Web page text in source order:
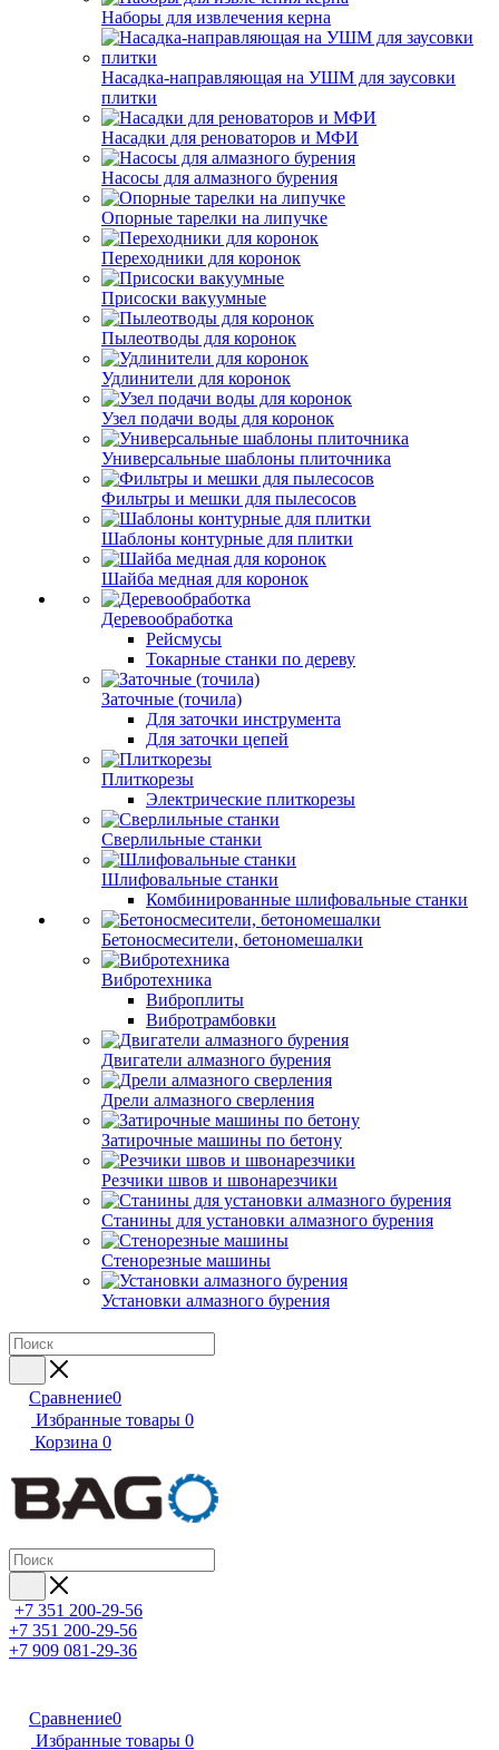
Наборы для извлечения керна
Насадка-направляющая на УШМ для заусовки
плитки
Насадки для реноваторов и МФИ
Насосы для алмазного бурения
Опорные тарелки на липучке
Переходники для коронок
Присоски вакуумные
Пылеотводы для коронок
Удлинители для коронок
Узел подачи воды для коронок
Универсальные шаблоны плиточника
Фильтры и мешки для пылесосов
Шаблоны контурные для плитки
Шайба медная для коронок
Деревообработка
Рейсмусы
Токарные станки по дереву
Заточные (точила)
Для заточки инструмента
Для заточки цепей
Плиткорезы
Электрические плиткорезы
Сверлильные станки
Шлифовальные станки
Комбинированные шлифовальные станки
Бетоносмесители, бетономешалки
Вибротехника
Виброплиты
Вибротрамбовки
Двигатели алмазного бурения
Дрели алмазного сверления
Затирочные машины по бетону
Резчики швов и швонарезчики
Станины для установки алмазного бурения
Стенорезные машины
Установки алмазного бурения
Сравнение0
Избранные товары 0
Корзина 0
+7 351 200-29-56
+7 351 200-29-56
+7 909 081-29-36
Сравнение0
Избранные товары 0